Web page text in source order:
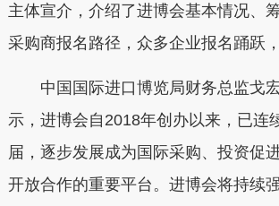
主体宣介，介绍了进博会基本情况、
采购商报名路径，众多企业报名踊跃
中国国际进口博览局财务总监戈
示，进博会自2018年创办以来，已连
届，逐步发展成为国际采购、投资促
开放合作的重要平台。进博会将持续